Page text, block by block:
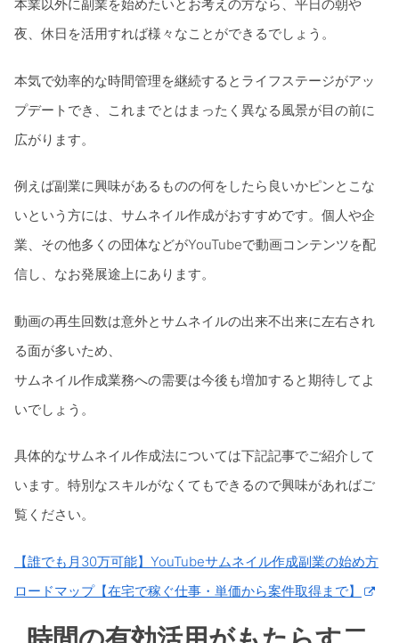
本業以外に副業を始めたいとお考えの方なら、平日の朝や
夜、休日を活用すれば様々なことができるでしょう。
本気で効率的な時間管理を継続するとライフステージがアッ
プデートでき、これまでとはまったく異なる風景が目の前に
広がります。
例えば副業に興味があるものの何をしたら良いかピンとこな
いという方には、サムネイル作成がおすすめです。個人や企
業、その他多くの団体などがYouTubeで動画コンテンツを配
信し、なお発展途上にあります。
動画の再生回数は意外とサムネイルの出来不出来に左右され
る面が多いため、
サムネイル作成業務への需要は今後も増加すると期待してよ
いでしょう。
具体的なサムネイル作成法については下記記事でご紹介して
います。特別なスキルがなくてもできるので興味があればご
覧ください。
【誰でも月30万可能】YouTubeサムネイル作成副業の始め方
ロードマップ【在宅で稼ぐ仕事・単価から案件取得まで】